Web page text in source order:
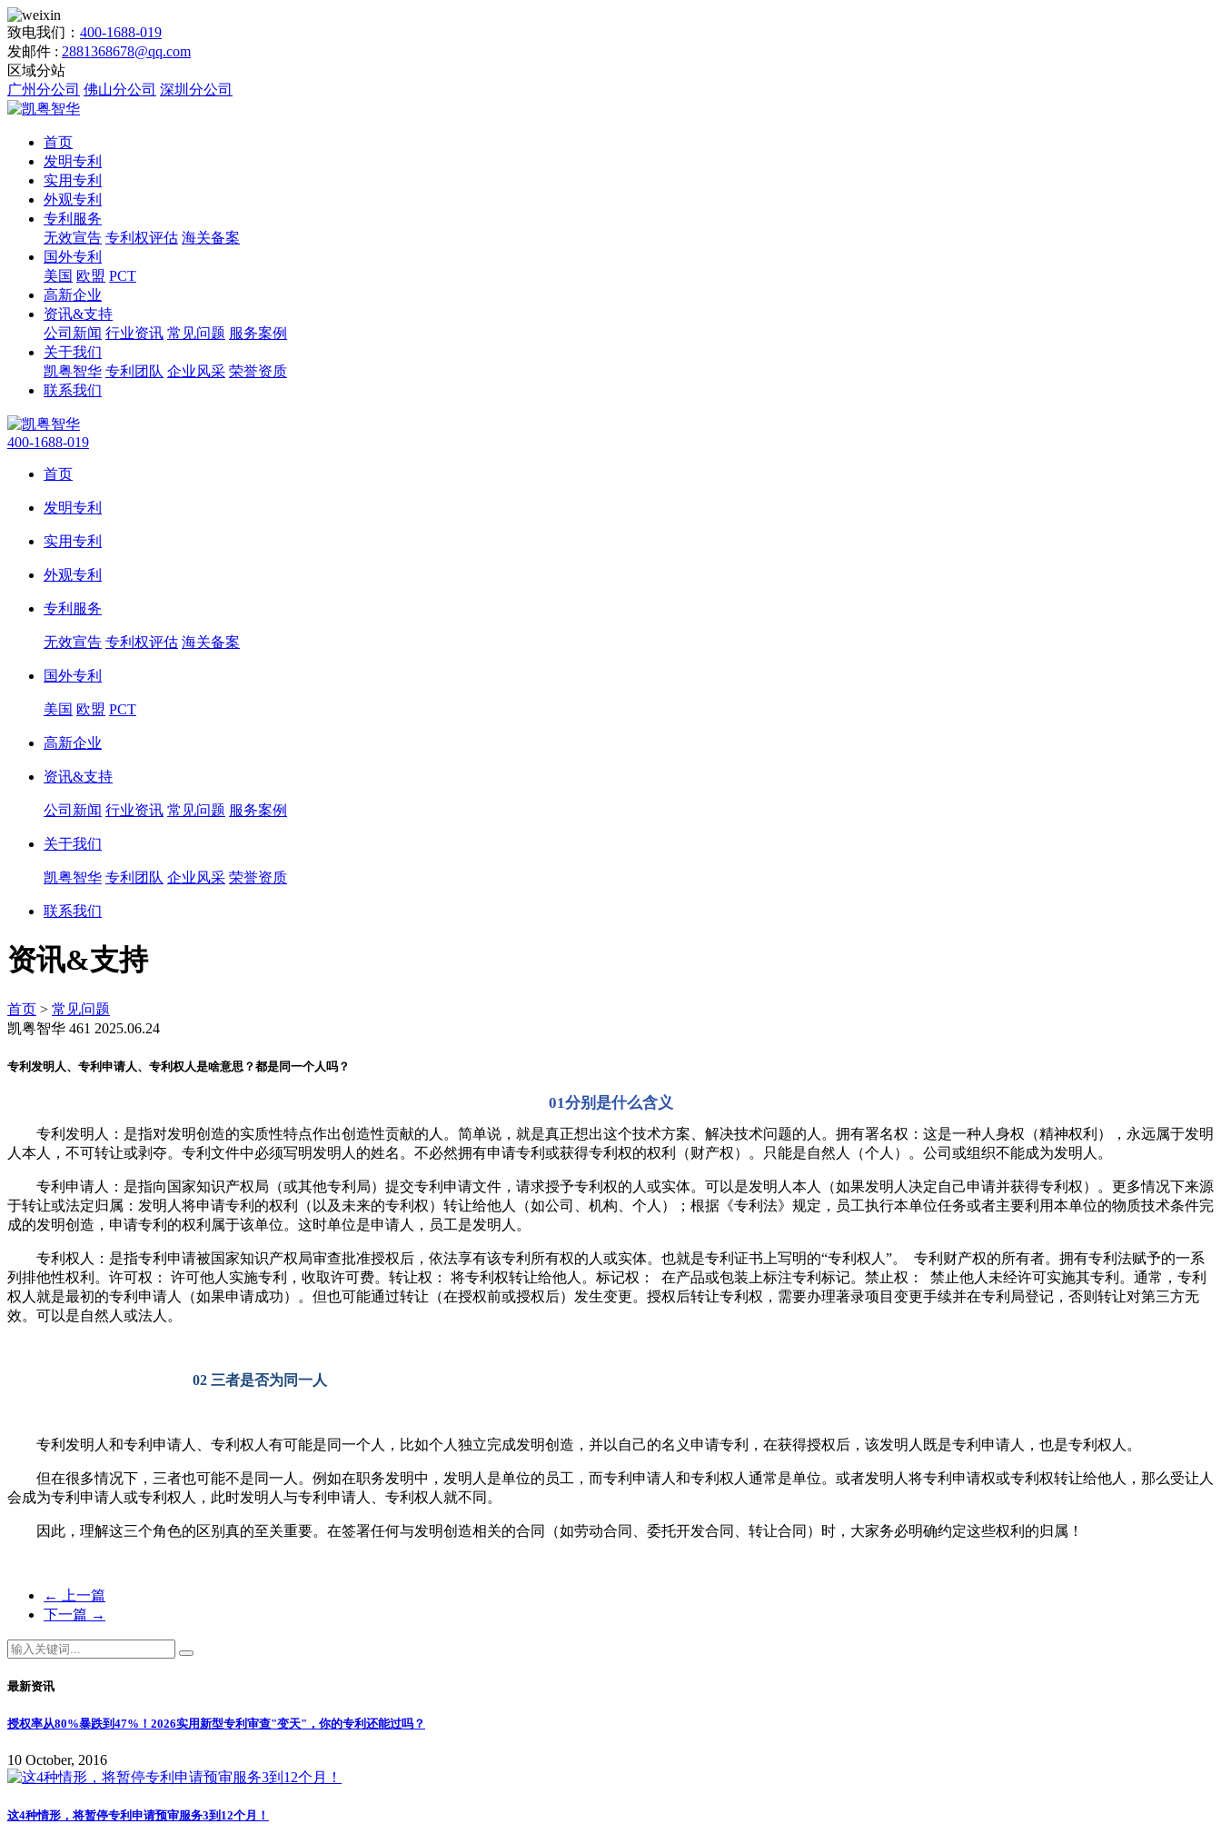
致电我们： 400-1688-019
发邮件 : 2881368678@qq.com
区域分站
广州分公司 佛山分公司 深圳分公司
首页
发明专利
实用专利
外观专利
专利服务
无效宣告 专利权评估 海关备案
国外专利
美国 欧盟 PCT
高新企业
资讯&支持
公司新闻 行业资讯 常见问题 服务案例
关于我们
凯粤智华 专利团队 企业风采 荣誉资质
联系我们
400-1688-019
首页
发明专利
实用专利
外观专利
专利服务
无效宣告 专利权评估 海关备案
国外专利
美国 欧盟 PCT
高新企业
资讯&支持
公司新闻 行业资讯 常见问题 服务案例
关于我们
凯粤智华 专利团队 企业风采 荣誉资质
联系我们
资讯&支持
首页 > 常见问题
凯粤智华 461 2025.06.24
专利发明人、专利申请人、专利权人是啥意思？都是同一个人吗？
01分别是什么含义
专利发明人：是指对发明创造的实质性特点作出创造性贡献的人。简单说，就是真正想出这个技术方案、解决技术问题的人。拥有署名权：这是一种人身权（精神权利 ），永远属于发明
人本人，不可转让或剥夺。专利文件中必须写明发明人的姓名。不必然拥有申请专利或获得专利权的权利（财产权）。只能是自然人（个人）。公司或组织不能成为发明人。
专利申请人：是指向国家知识产权局（或其他专利局）提交专利申请文件，请求授予专利权的人或实体。可以是发明人本人（如果发明人决定自己申请并获得专利权）。更多情况下来源
于转让或法定归属：发明人将申请专利的权利（以及未来的专利权）转让给他人（如公司、机构、个人）；根据《专利法》规定，员工执行本单位任务或者主要利用本单位的物质技术条件完
成的发明创造，申请专利的权利属于该单位。这时单位是申请人，员工是发明人。
专利权人：是指专利申请被国家知识产权局审查批准授权后，依法享有该专利所有权的人或实体。也就是专利证书上写明的“专利权人”。 专利财产权的所有者。拥有专利法赋予的一系
列排他性权利。许可权： 许可他人实施专利，收取许可费。 转让权 ： 将专利权转让给他人。标记权： 在产品或包装上标注专利标记。禁止权： 禁止他人未经许可实施其专利。通常，专利
权人就是最初的专利申请人（如果申请成功）。但也可能通过转让（在授权前或授权后）发生变更。授权后转让专利权，需要办理著录项目变更手续并在专利局登记，否则转让对第三方无
效。可以是自然人或法人。
02 三者是否为同一人
专利发明人和专利申请人、专利权人有可能是同一个人，比如个人独立完成发明创造，并以自己的名义申请专利，在获得授权后，该发明人既是专利申请人，也是专利权人。
但在很多情况下，三者也可能不是同一人。例如在职务发明中，发明人是单位的员工，而专利申请人和专利权人通常是单位。或者发明人将专利申请权或专利权转让给他人，那么受让人
会成为专利申请人或专利权人，此时发明人与专利申请人、专利权人就不同。
因此，理解这三个角色的区别真的至关重要。在签署任何与发明创造相关的合同（如劳动合同、委托开发合同、转让合同）时，大家务必明确约定这些权利的归属！
←
上一篇
下一篇 →
最新资讯
授权率从80%暴跌到47%！2026实用新型专利审查"变天"，你的专利还能过吗？
10 October, 2016
这4种情形，将暂停专利申请预审服务3到12个月！